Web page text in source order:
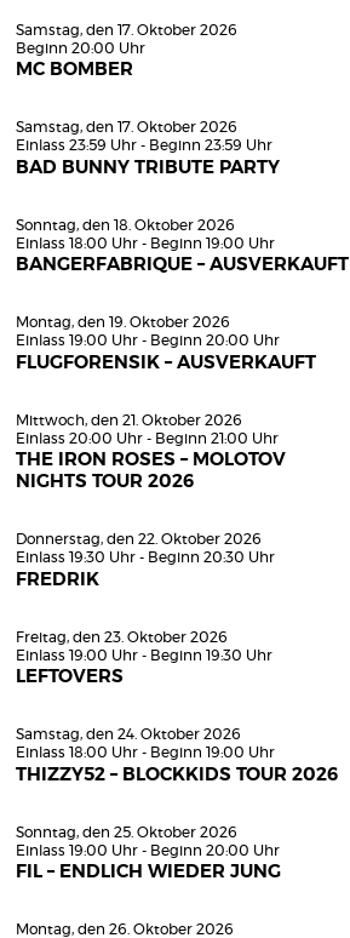
Samstag, den 17. Oktober 2026
Beginn 20:00 Uhr
MC BOMBER
Samstag, den 17. Oktober 2026
Einlass 23:59 Uhr - Beginn 23:59 Uhr
BAD BUNNY TRIBUTE PARTY
Sonntag, den 18. Oktober 2026
Einlass 18:00 Uhr - Beginn 19:00 Uhr
BANGERFABRIQUE – AUSVERKAUFT
Montag, den 19. Oktober 2026
Einlass 19:00 Uhr - Beginn 20:00 Uhr
FLUGFORENSIK – AUSVERKAUFT
Mittwoch, den 21. Oktober 2026
Einlass 20:00 Uhr - Beginn 21:00 Uhr
THE IRON ROSES – MOLOTOV
NIGHTS TOUR 2026
Donnerstag, den 22. Oktober 2026
Einlass 19:30 Uhr - Beginn 20:30 Uhr
FREDRIK
Freitag, den 23. Oktober 2026
Einlass 19:00 Uhr - Beginn 19:30 Uhr
LEFTOVERS
Samstag, den 24. Oktober 2026
Einlass 18:00 Uhr - Beginn 19:00 Uhr
THIZZY52 – BLOCKKIDS TOUR 2026
Sonntag, den 25. Oktober 2026
Einlass 19:00 Uhr - Beginn 20:00 Uhr
FIL – ENDLICH WIEDER JUNG
Montag, den 26. Oktober 2026